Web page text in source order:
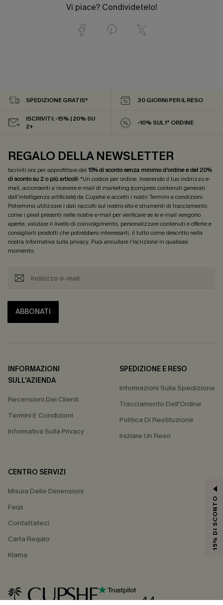
Vi piace? Condividetelo!
SPEDIZIONE GRATIS* 30 GIORNI PER IL RESO
ISCRIVITI: -15% | 20% SU
2+
-10% SUL 1° ORDINE
REGALO DELLA NEWSLETTER
Iscriviti ora per approfittare del 15% di sconto senza minimo d'ordine e del 20%
di sconto su 2 o più articoli! *Un codice per ordine. Inserendo il tuo indirizzo e-
mail, acconsenti a ricevere e-mail di marketing (compresi contenuti generati
dall'intelligenza artificiale) da Cupshe e accetti i nostri Termini e condizioni.
Potremmo utilizzare i dati raccolti sul nostro sito e strumenti di tracciamento
come i pixel presenti nelle nostre e-mail per verificare se le e-mail vengono
aperte, valutare il livello di coinvolgimento, personalizzare contenuti e offerte e
consigliarti prodotti che potrebbero interessarti, il tutto come descritto nella
nostra Informativa sulla privacy. Puoi annullare l'iscrizione in qualsiasi
momento.
ABBONATI
INFORMAZIONI
SULL'AZIENDA
Recensioni Dei Clienti
Termini E Condizioni
Informativa Sulla Privacy
SPEDIZIONE E RESO
Informazioni Sulla Spedizione
Tracciamento Dell'Ordine
Politica Di Restituzione
Iniziare Un Reso
CENTRO SERVIZI
Misura Delle Dimensioni
Faqs
Contattateci
Carta Regalo
Klarna
4.4
15% DI SCONTO